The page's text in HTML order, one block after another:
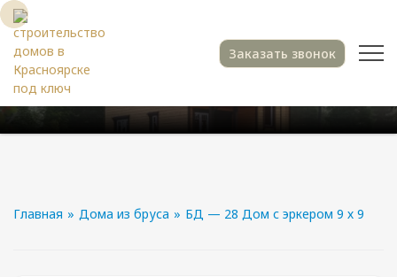
Заказать звонок
Главная » Дома из бруса » БД — 28 Дом с эркером 9 х 9